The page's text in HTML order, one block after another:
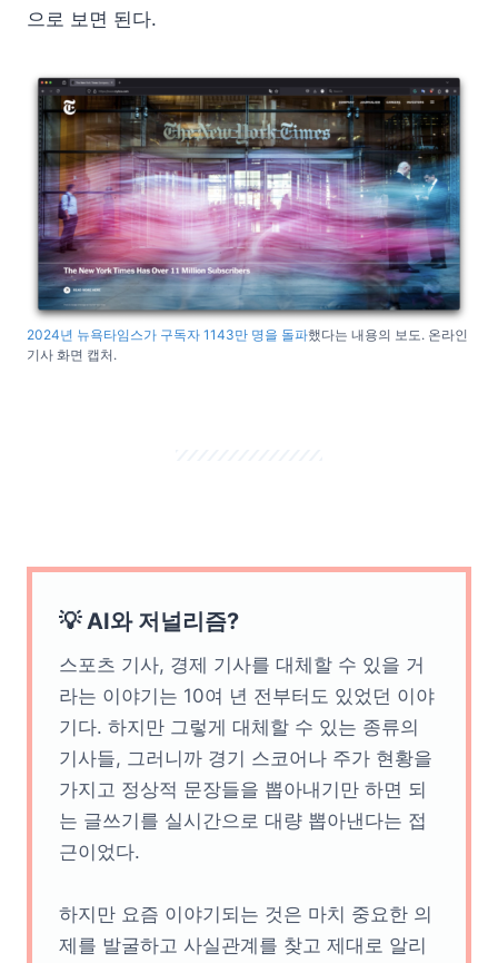
으로 보면 된다.
2024년 뉴욕타임스가 구독자 1143만 명을 돌파했다는 내용의 보도. 온라인
기사 화면 캡처.
💡 AI와 저널리즘?
스포츠 기사, 경제 기사를 대체할 수 있을 거
라는 이야기는 10여 년 전부터도 있었던 이야
기다. 하지만 그렇게 대체할 수 있는 종류의
기사들, 그러니까 경기 스코어나 주가 현황을
가지고 정상적 문장들을 뽑아내기만 하면 되
는 글쓰기를 실시간으로 대량 뽑아낸다는 접
근이었다.
하지만 요즘 이야기되는 것은 마치 중요한 의
제를 발굴하고 사실관계를 찾고 제대로 알리